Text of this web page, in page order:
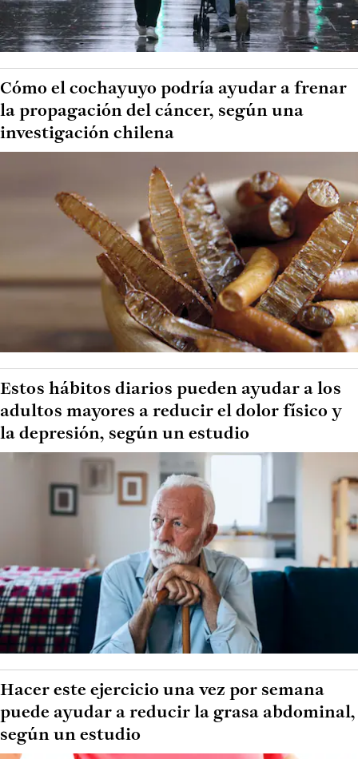
Cómo el cochayuyo podría ayudar a frenar
la propagación del cáncer, según una
investigación chilena
Estos hábitos diarios pueden ayudar a los
adultos mayores a reducir el dolor físico y
la depresión, según un estudio
Hacer este ejercicio una vez por semana
puede ayudar a reducir la grasa abdominal,
según un estudio